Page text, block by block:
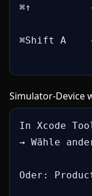
⌘↑          -
⌘Shift A    -
Simulator-Device
In Xcode
→ Wähle
Oder: